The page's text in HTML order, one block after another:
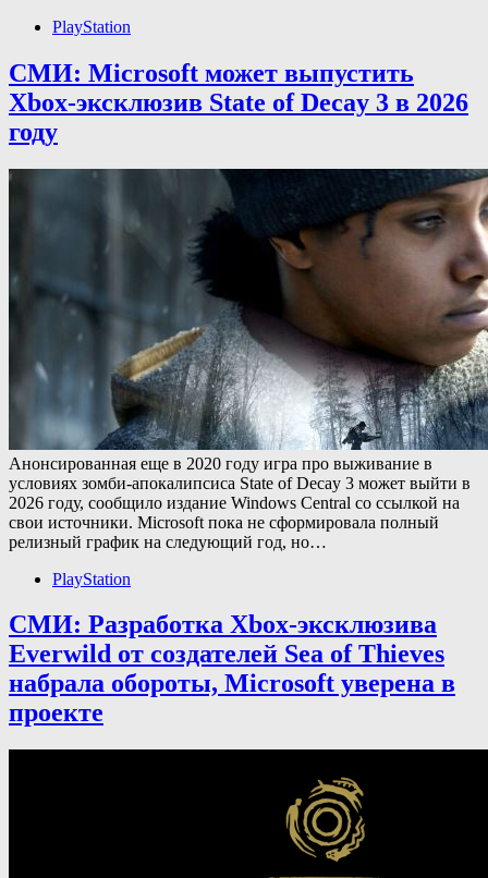
PlayStation
СМИ: Microsoft может выпустить
Xbox-эксклюзив State of Decay 3 в 2026
году
Анонсированная еще в 2020 году игра про выживание в
условиях зомби-апокалипсиса State of Decay 3 может выйти в
2026 году, сообщило издание Windows Central со ссылкой на
свои источники. Microsoft пока не сформировала полный
релизный график на следующий год, но…
PlayStation
СМИ: Разработка Xbox-эксклюзива
Everwild от создателей Sea of Thieves
набрала обороты, Microsoft уверена в
проекте